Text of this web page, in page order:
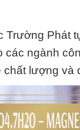
Phát
ngành
chất lượng và